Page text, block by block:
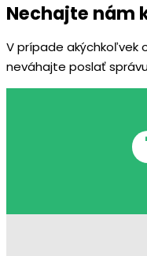
Nechajte nám
V prípade akýchkoľvek
neváhajte poslať